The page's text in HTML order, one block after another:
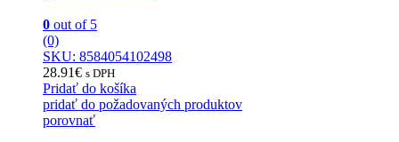
0 out of 5
(0)
SKU: 8584054102498
28.91€ s DPH
Pridať do košíka
pridať do požadovaných produktov
porovnať